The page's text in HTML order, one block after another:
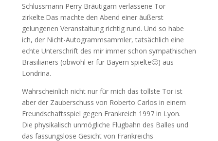
Schlussmann Perry Bräutigam verlassene Tor
zirkelte.Das machte den Abend einer äußerst
gelungenen Veranstaltung richtig rund. Und so habe
ich, der Nicht-Autogrammsammler, tatsächlich eine
echte Unterschrift des mir immer schon sympathischen
Brasilianers (obwohl er für Bayern spielte🙂) aus
Londrina.
Wahrscheinlich nicht nur für mich das tollste Tor ist
aber der Zauberschuss von Roberto Carlos in einem
Freundschaftsspiel gegen Frankreich 1997 in Lyon.
Die physikalisch unmögliche Flugbahn des Balles und
das fassungslose Gesicht von Frankreichs